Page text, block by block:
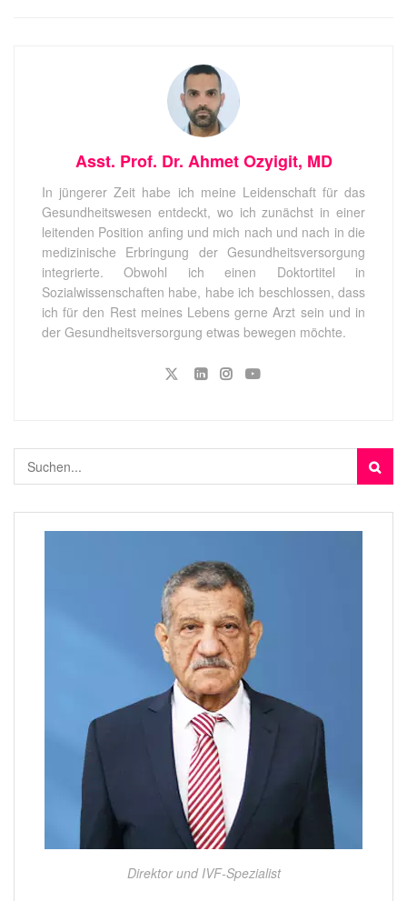
Asst. Prof. Dr. Ahmet Ozyigit, MD
In jüngerer Zeit habe ich meine Leidenschaft für das
Gesundheitswesen entdeckt, wo ich zunächst in einer
leitenden Position anfing und mich nach und nach in die
medizinische Erbringung der Gesundheitsversorgung
integrierte. Obwohl ich einen Doktortitel in
Sozialwissenschaften habe, habe ich beschlossen, dass
ich für den Rest meines Lebens gerne Arzt sein und in
der Gesundheitsversorgung etwas bewegen möchte.
Direktor und IVF-Spezialist